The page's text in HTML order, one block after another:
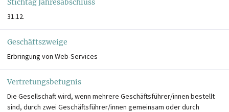
Stichtag Jahresabschluss
31.12.
Geschäftszweige
Erbringung von Web-Services
Vertretungsbefugnis
Die Gesellschaft wird, wenn mehrere Geschäftsführer/innen bestellt
sind, durch zwei Geschäftsführer/innen gemeinsam oder durch